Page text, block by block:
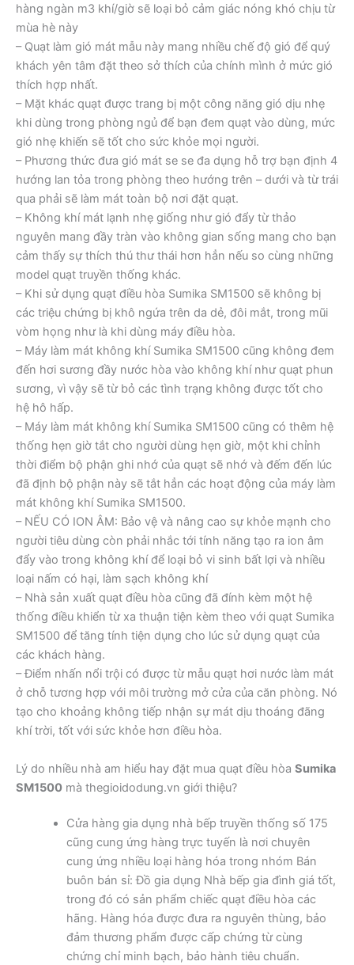
hàng ngàn m3 khí/giờ sẽ loại bỏ cảm giác nóng khó chịu từ
mùa hè này
– Quạt làm gió mát mẫu này mang nhiều chế độ gió để quý
khách yên tâm đặt theo sở thích của chính mình ở mức gió
thích hợp nhất.
– Mặt khác quạt được trang bị một công năng gió dịu nhẹ
khi dùng trong phòng ngủ để bạn đem quạt vào dùng, mức
gió nhẹ khiến sẽ tốt cho sức khỏe mọi người.
– Phương thức đưa gió mát se se đa dụng hỗ trợ bạn định 4
hướng lan tỏa trong phòng theo hướng trên – dưới và từ trái
qua phải sẽ làm mát toàn bộ nơi đặt quạt.
– Không khí mát lạnh nhẹ giống như gió đẩy từ thảo
nguyên mang đầy tràn vào không gian sống mang cho bạn
cảm thấy sự thích thú thư thái hơn hẳn nếu so cùng những
model quạt truyền thống khác.
– Khi sử dụng quạt điều hòa Sumika SM1500 sẽ không bị
các triệu chứng bị khô ngứa trên da dẻ, đôi mắt, trong mũi
vòm họng như là khi dùng máy điều hòa.
– Máy làm mát không khí Sumika SM1500 cũng không đem
đến hơi sương đầy nước hòa vào không khí như quạt phun
sương, vì vậy sẽ từ bỏ các tình trạng không được tốt cho
hệ hô hấp.
– Máy làm mát không khí Sumika SM1500 cũng có thêm hệ
thống hẹn giờ tắt cho người dùng hẹn giờ, một khi chỉnh
thời điểm bộ phận ghi nhớ của quạt sẽ nhớ và đếm đến lúc
đã định bộ phận này sẽ tắt hẳn các hoạt động của máy làm
mát không khí Sumika SM1500.
– NẾU CÓ ION ÂM: Bảo vệ và nâng cao sự khỏe mạnh cho
người tiêu dùng còn phải nhắc tới tính năng tạo ra ion âm
đẩy vào trong không khí để loại bỏ vi sinh bất lợi và nhiều
loại nấm có hại, làm sạch không khí
– Nhà sản xuất quạt điều hòa cũng đã đính kèm một hệ
thống điều khiển từ xa thuận tiện kèm theo với quạt Sumika
SM1500 để tăng tính tiện dụng cho lúc sử dụng quạt của
các khách hàng.
– Điểm nhấn nổi trội có được từ mẫu quạt hơi nước làm mát
ở chỗ tương hợp với môi trường mở cửa của căn phòng. Nó
tạo cho khoảng không tiếp nhận sự mát dịu thoáng đãng
khí trời, tốt với sức khỏe hơn điều hòa.
Lý do nhiều nhà am hiểu hay đặt mua quạt điều hòa Sumika
SM1500 mà thegioidodung.vn giới thiệu?
Cửa hàng gia dụng nhà bếp truyền thống số 175
cũng cung ứng hàng trực tuyến là nơi chuyên
cung ứng nhiều loại hàng hóa trong nhóm Bán
buôn bán sỉ: Đồ gia dụng Nhà bếp gia đình giá tốt,
trong đó có sản phẩm chiếc quạt điều hòa các
hãng. Hàng hóa được đưa ra nguyên thùng, bảo
đảm thương phẩm được cấp chứng từ cùng
chứng chỉ minh bạch, bảo hành tiêu chuẩn.